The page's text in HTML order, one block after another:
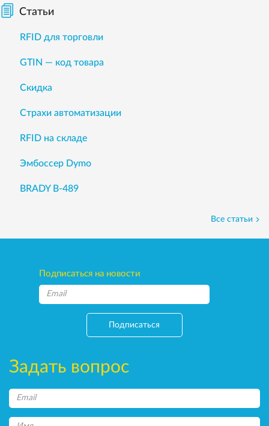
Статьи
RFID для торговли
GTIN — код товара
Скидка
Страхи автоматизации
RFID на складе
Эмбоссер Dymo
BRADY B-489
Все статьи
Подписаться на новости
Подписаться
Задать вопрос